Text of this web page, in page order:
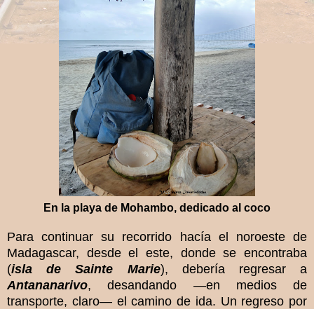
En la playa de Mohambo, dedicado al coco
Para continuar su recorrido hacía el noroeste de
Madagascar, desde el este, donde se encontraba
(isla de Sainte Marie), debería regresar a
Antananarivo, desandando —en medios de
transporte, claro— el camino de ida. Un regreso por